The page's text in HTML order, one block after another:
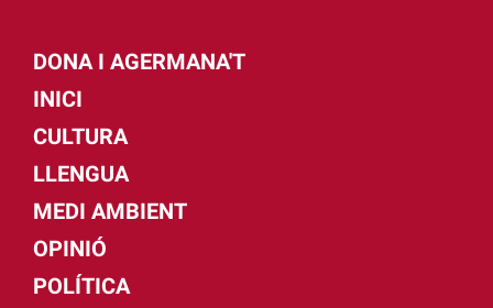
DONA I AGERMANA'T
INICI
CULTURA
LLENGUA
MEDI AMBIENT
OPINIÓ
POLÍTICA